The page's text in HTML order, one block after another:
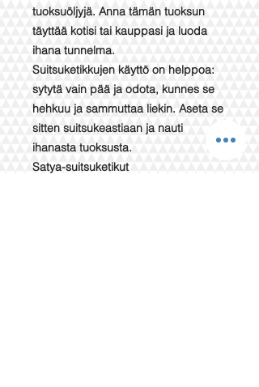
tuoksuöljyjä. Anna tämän tuoksun
täyttää kotisi tai kauppasi ja luoda
ihana tunnelma.
Suitsuketikkujen käyttö on helppoa:
sytytä vain pää ja odota, kunnes se
hehkuu ja sammuttaa liekin. Aseta se
sitten suitsukeastiaan ja nauti
ihanasta tuoksusta.
Satya-suitsuketikut